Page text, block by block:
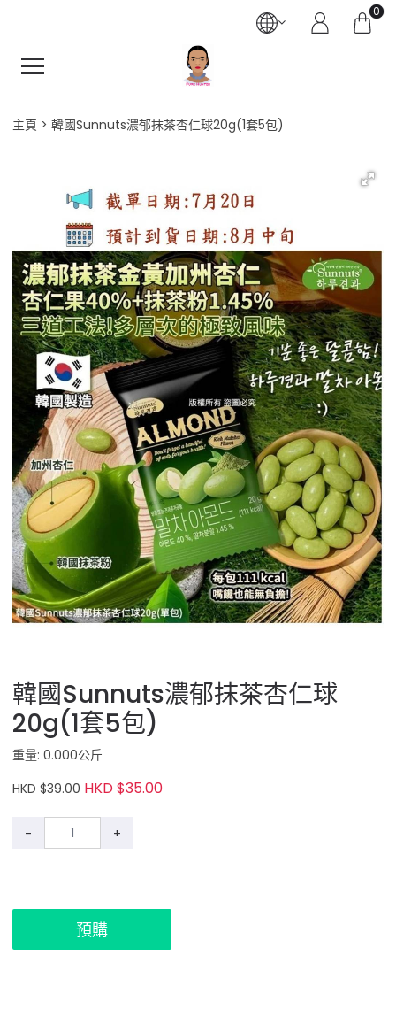
0
主頁 韓國Sunnuts濃郁抹茶杏仁球20g(1套5包)
韓國Sunnuts濃郁抹茶杏仁球
20g(1套5包)
重量: 0.000公斤
HKD $39.00HKD $35.00
- +
預購